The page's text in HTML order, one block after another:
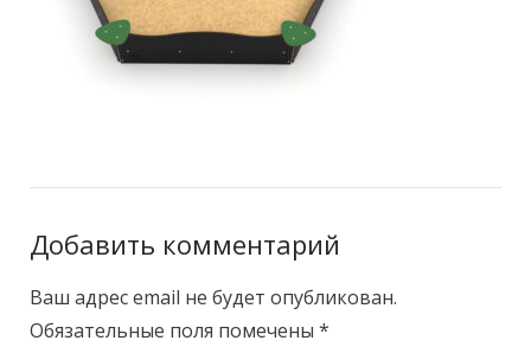
Добавить комментарий
Ваш адрес email не будет опубликован.
Обязательные поля помечены *